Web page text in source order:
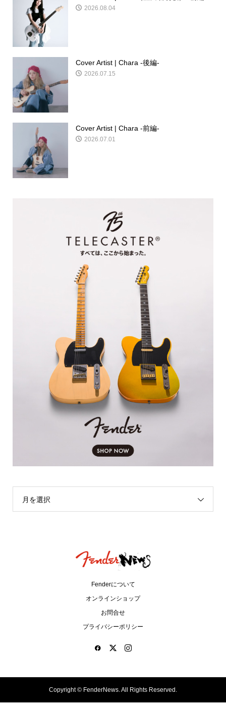
2026.08.04
Cover Artist | Chara -後編-
2026.07.15
Cover Artist | Chara -前編-
2026.07.01
月を選択
Fenderについて
オンラインショップ
お問合せ
プライバシーポリシー
Copyright © FenderNews. All Rights Reserved.